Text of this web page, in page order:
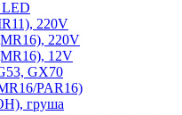
LED
220V
220V
12V
GX70
PAR16)
груша